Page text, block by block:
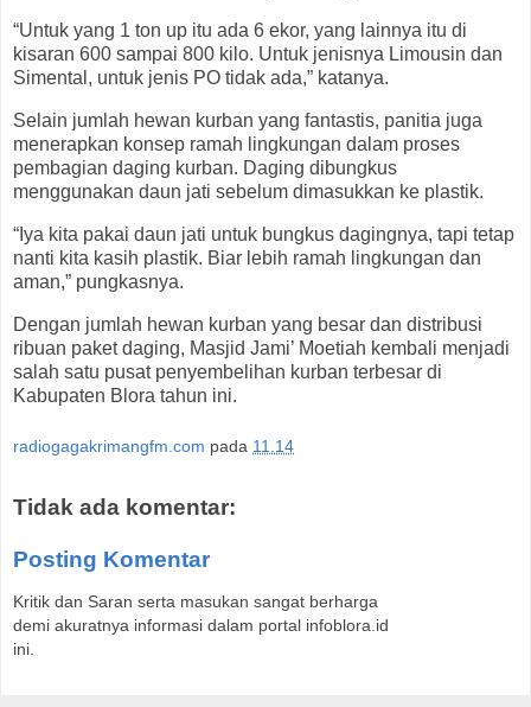
“Untuk yang 1 ton up itu ada 6 ekor, yang lainnya itu di
kisaran 600 sampai 800 kilo. Untuk jenisnya Limousin dan
Simental, untuk jenis PO tidak ada,” katanya.
Selain jumlah hewan kurban yang fantastis, panitia juga
menerapkan konsep ramah lingkungan dalam proses
pembagian daging kurban. Daging dibungkus
menggunakan daun jati sebelum dimasukkan ke plastik.
“Iya kita pakai daun jati untuk bungkus dagingnya, tapi tetap
nanti kita kasih plastik. Biar lebih ramah lingkungan dan
aman,” pungkasnya.
Dengan jumlah hewan kurban yang besar dan distribusi
ribuan paket daging, Masjid Jami’ Moetiah kembali menjadi
salah satu pusat penyembelihan kurban terbesar di
Kabupaten Blora tahun ini.
radiogagakrimangfm.com pada 11.14
Tidak ada komentar:
Posting Komentar
Kritik dan Saran serta masukan sangat berharga
demi akuratnya informasi dalam portal infoblora.id
ini.